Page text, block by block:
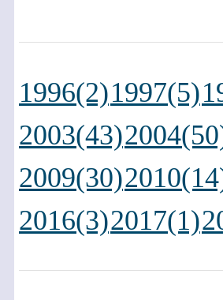
1996(2)1997(5)
2003(43)
2009(30)
2016(3)2017(1)